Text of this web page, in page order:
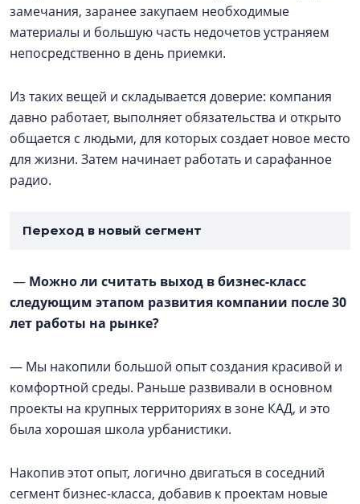
замечания, заранее закупаем необходимые
материалы и большую часть недочетов устраняем
непосредственно в день приемки.
Из таких вещей и складывается доверие: компания
давно работает, выполняет обязательства и открыто
общается с людьми, для которых создает новое место
для жизни. Затем начинает работать и сарафанное
радио.
Переход в новый сегмент
— Можно ли считать выход в бизнес-класс
следующим этапом развития компании после 30
лет работы на рынке?
— Мы накопили большой опыт создания красивой и
комфортной среды. Раньше развивали в основном
проекты на крупных территориях в зоне КАД, и это
была хорошая школа урбанистики.
Накопив этот опыт, логично двигаться в соседний
сегмент бизнес-класса, добавив к проектам новые